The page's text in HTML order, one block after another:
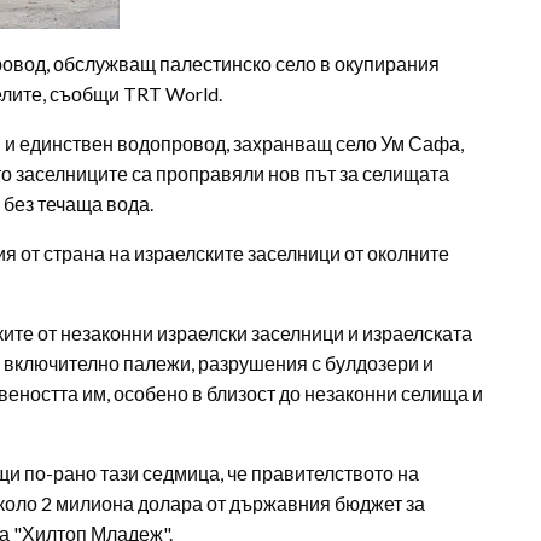
обслужващ палестинско село в окупирания
съобщи TRT World.
единствен водопровод, захранващ село Ум Сафа,
заселниците са проправяли нов път за селищата
течаща вода.
страна на израелските заселници от околните
от незаконни израелски заселници и израелската
палежи, разрушения с булдозери и
им, особено в близост до незаконни селища и
по-рано тази седмица, че правителството на
2 милиона долара от държавния бюджет за
"Хилтоп Младеж".